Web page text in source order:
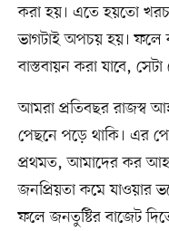
করা হয়। এতে হয়তো
ভাগটাই অপচয় হয়। ফলে
বাস্তবায়ন করা যাবে,
আমরা প্রতিবছর রাজস্ব
পেছনে পড়ে থাকি। এর
প্রথমত, আমাদের কর
জনপ্রিয়তা কমে যাওয়ার
ফলে জনতুষ্টির বাজেট